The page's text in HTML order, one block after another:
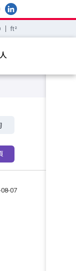
ft²
07